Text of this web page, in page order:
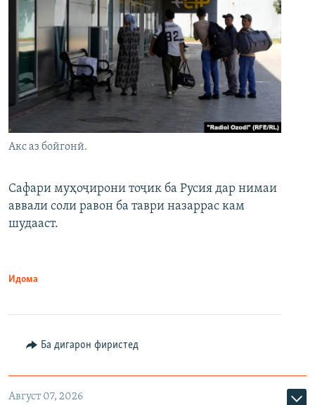
Акс аз бойгонӣ.
Сафари муҳоҷирони тоҷик ба Русия дар нимаи
аввали соли равон ба таври назаррас кам
шудааст.
Идома
Ба дигарон фиристед
Август 07, 2026